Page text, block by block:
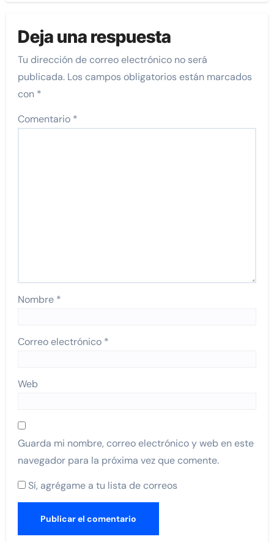
Deja una respuesta
Tu dirección de correo electrónico no será
publicada. Los campos obligatorios están marcados
con *
Comentario *
Nombre *
Correo electrónico *
Web
Guarda mi nombre, correo electrónico y web en este
navegador para la próxima vez que comente.
Sí, agrégame a tu lista de correos